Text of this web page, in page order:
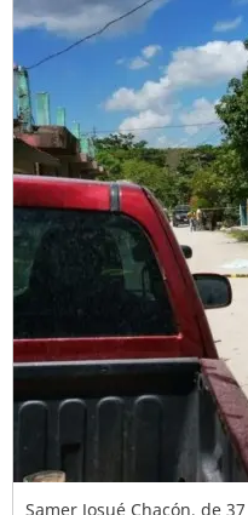
Samer Josué Chacón, de